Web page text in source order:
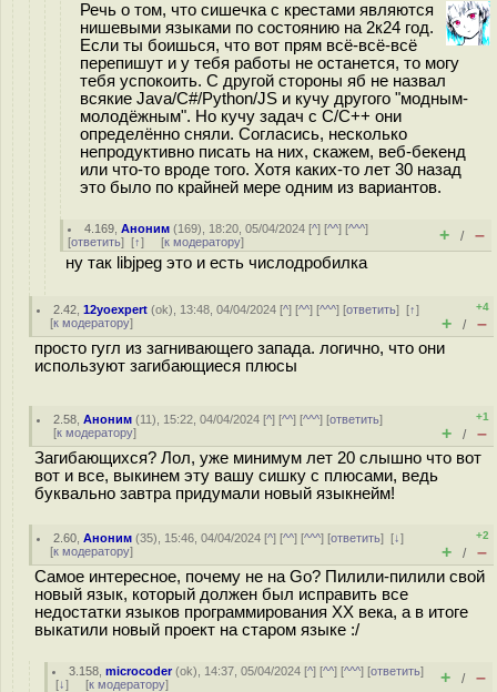
Речь о том, что сишечка с крестами являются
нишевыми языками по состоянию на 2к24 год.
Если ты боишься, что вот прям всё-всё-всё
перепишут и у тебя работы не останется, то могу
тебя успокоить. С другой стороны яб не назвал
всякие Java/C#/Python/JS и кучу другого "модным-
молодёжным". Но кучу задач с C/C++ они
определённо сняли. Согласись, несколько
непродуктивно писать на них, скажем, веб-бекенд
или что-то вроде того. Хотя каких-то лет 30 назад
это было по крайней мере одним из вариантов.
4.169 ,Аноним (169), 18:20, 05/04/2024 [^] [^^] [^^^]
[ответить] [↑] [к модератору] + / –
ну так libjpeg это и есть числодробилка
2.42 ,12yoexpert (ok), 13:48, 04/04/2024 [^] [^^] [^^^] [ответить][↑]
[к модератору]
+4
+ / –
просто гугл из загнивающего запада. логично, что они
используют загибающиеся плюсы
2.58 ,Аноним (11), 15:22, 04/04/2024 [^] [^^] [^^^] [ответить]
[к модератору]
+1
+ / –
Загибающихся? Лол, уже минимум лет 20 слышно что вот
вот и все, выкинем эту вашу сишку с плюсами, ведь
буквально завтра придумали новый языкнейм!
2.60 ,Аноним (35), 15:46, 04/04/2024 [^] [^^] [^^^] [ответить][↓]
[к модератору]
+2
+ / –
Самое интересное, почему не на Go? Пилили-пилили свой
новый язык, который должен был исправить все
недостатки языков программирования XX века, а в итоге
выкатили новый проект на старом языке :/
3.158 ,microcoder(ok), 14:37, 05/04/2024 [^] [^^] [^^^] [ответить]
[↓] [к модератору] + / –